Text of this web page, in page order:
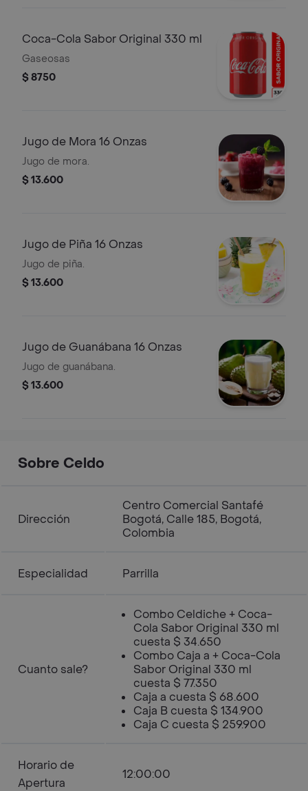
Coca-Cola Sabor Original 330 ml
Gaseosas
$ 8750
Jugo de Mora 16 Onzas
Jugo de mora.
$ 13.600
Jugo de Piña 16 Onzas
Jugo de piña.
$ 13.600
Jugo de Guanábana 16 Onzas
Jugo de guanábana.
$ 13.600
Sobre Celdo
Dirección
Centro Comercial Santafé
Bogotá, Calle 185, Bogotá,
Colombia
Especialidad Parrilla
Cuanto sale?
Combo Celdiche + Coca-
Cola Sabor Original 330 ml
cuesta $ 34.650
Combo Caja a + Coca-Cola
Sabor Original 330 ml
cuesta $ 77.350
Caja a cuesta $ 68.600
Caja B cuesta $ 134.900
Caja C cuesta $ 259.900
Horario de
Apertura
12:00:00